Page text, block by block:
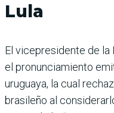
Lula
El vicepresidente de la
el pronunciamiento
uruguaya, la cual
brasileño al